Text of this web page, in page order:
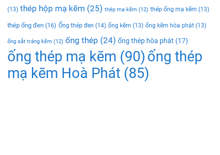
(13) thép hộp mạ kẽm (25) thép mạ kẽm (12) thép ống mạ kẽm (13)
thép ống đen (16) Ống thép đen (14) ống kẽm (13) ống kẽm hòa phát (13)
ống sắt tráng kẽm (12) ống thép (24) ống thép hòa phát (17)
ống thép mạ kẽm (90) ống thép
mạ kẽm Hoà Phát (85)